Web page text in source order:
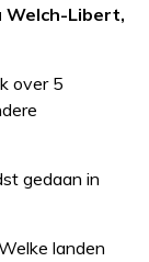
Welch-Libert,
over 5
gedaan in
landen